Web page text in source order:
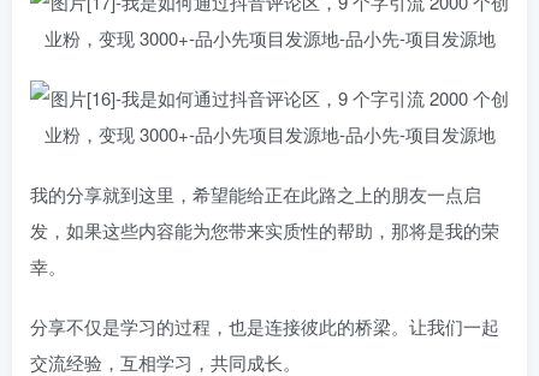
我的分享就到这里，希望能给正在此路之上的朋友一点启
发，如果这些内容能为您带来实质性的帮助，那将是我的荣
幸。
分享不仅是学习的过程，也是连接彼此的桥梁。让我们一起
交流经验，互相学习，共同成长。